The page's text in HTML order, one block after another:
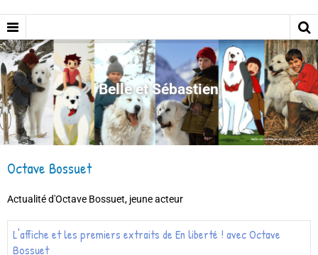
Belle et Sébastien
Octave Bossuet
Actualité d'Octave Bossuet, jeune acteur
L'affiche et les premiers extraits de En liberté ! avec Octave
Bossuet